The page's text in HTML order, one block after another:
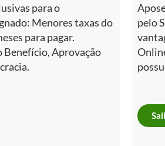
para o
Menores taxas do
para pagar.
Aprovação
pelo